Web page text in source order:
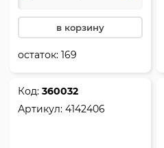
в корзину
остаток:169
Код:360032
Артикул:4142406